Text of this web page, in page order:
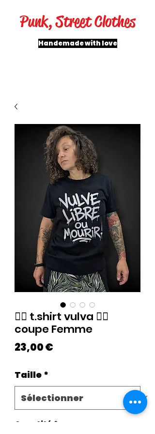
Punk, Street Clothes
Handemade with love
🏴‍☠️ t.shirt vulva 🏴‍☠️
coupe Femme
23,00 €
Taille *
Quantité *